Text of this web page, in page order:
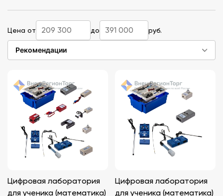
Цена от до руб.
Рекомендации
Цифровая лаборатория
для ученика (математика)
Цифровая лаборатория
для ученика (математика)